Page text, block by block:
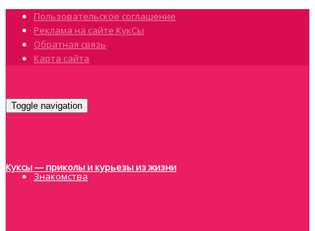
Пользовательское соглашение
Реклама на сайте КукСы
Обратная связь
Карта сайта
Toggle navigation
Куксы — приколы и курьезы из жизни
Знакомства